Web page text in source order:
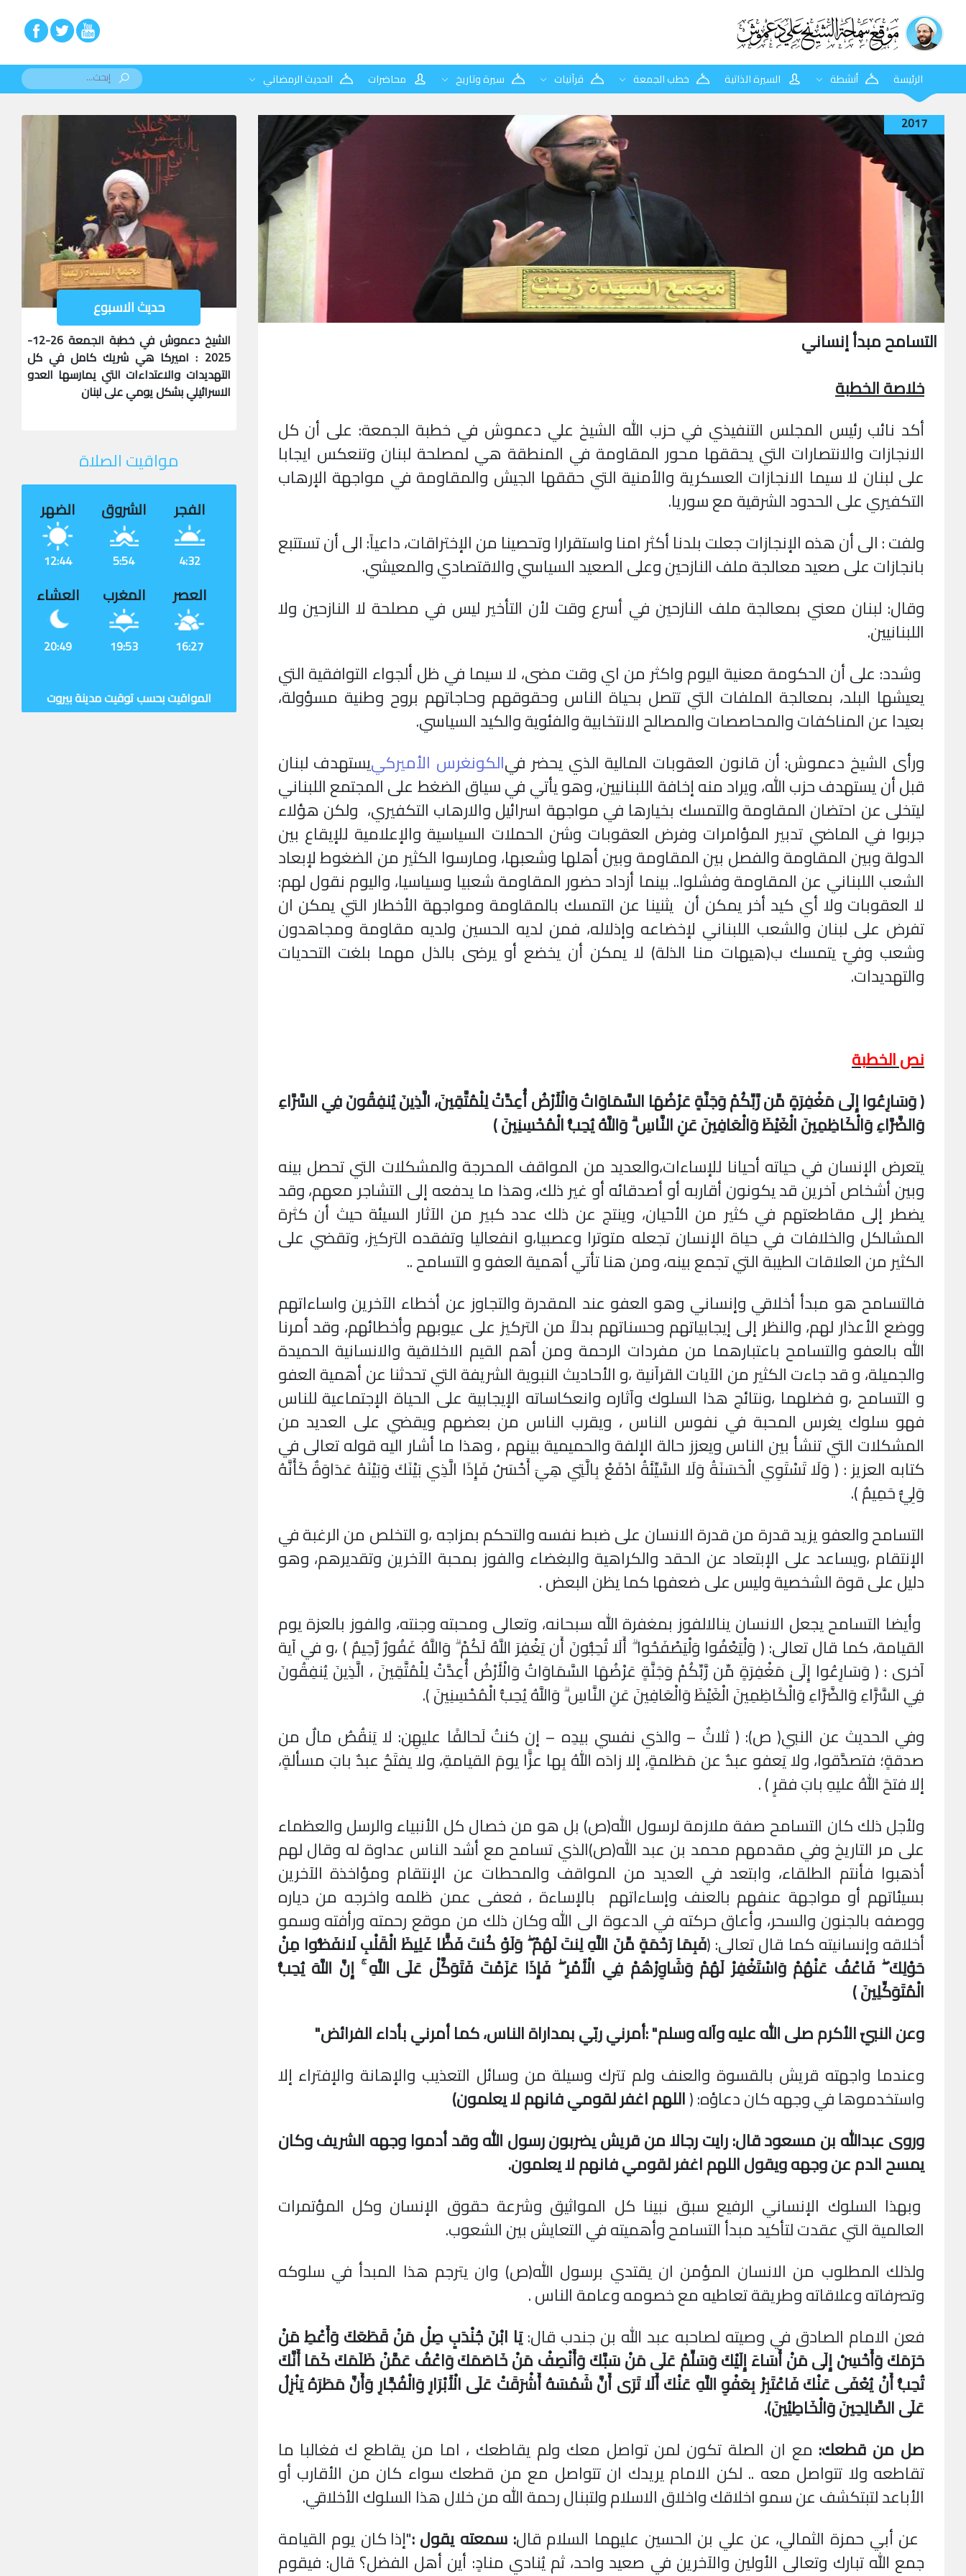
الرئيسة أنشطة السيرة الذاتية خطب الجمعة قرآنيات سيرة وتاريخ محاضرات الحديث الرمضاني
2017
التسامح مبدأ إنساني
خلاصة الخطبة
أكد نائب رئيس المجلس التنفيذي في حزب الله الشيخ علي دعموش في خطبة الجمعة: على أن كل
الانجازات والانتصارات التي يحققها محور المقاومة في المنطقة هي لمصلحة لبنان وتنعكس ايجابا
على لبنان لا سيما الانجازات العسكرية والأمنية التي حققها الجيش والمقاومة في مواجهة الإرهاب
التكفيري على الحدود الشرقية مع سوريا.
ولفت : الى أن هذه الإنجازات جعلت بلدنا أكثر امنا واستقرارا وتحصينا من الإختراقات، داعياً: الى أن تستتبع
بانجازات على صعيد معالجة ملف النازحين وعلى الصعيد السياسي والاقتصادي والمعيشي.
وقال: لبنان معني بمعالجة ملف النازحين في أسرع وقت لأن التأخير ليس في مصلحة لا النازحين ولا
اللبنانيين.
وشدد: على أن الحكومة معنية اليوم واكثر من اي وقت مضى، لا سيما في ظل ألجواء التوافقية التي
يعيشها البلد، بمعالجة الملفات التي تتصل بحياة الناس وحقوقهم وحاجاتهم بروح وطنية مسؤولة،
بعيدا عن المناكفات والمحاصصات والمصالح الانتخابية والفئوية والكيد السياسي.
ورأى الشيخ دعموش: أن قانون العقوبات المالية الذي يحضر فيالكونغرس الأميركييستهدف لبنان
قبل أن يستهدف حزب الله، ويراد منه إخافة اللبنانيين، وهو يأتي في سياق الضغط على المجتمع اللبناني
ليتخلى عن احتضان المقاومة والتمسك بخيارها في مواجهة اسرائيل والارهاب التكفيري، ولكن هؤلاء
جربوا في الماضي تدبير المؤامرات وفرض العقوبات وشن الحملات السياسية والإعلامية للإيقاع بين
الدولة وبين المقاومة والفصل بين المقاومة وبين أهلها وشعبها، ومارسوا الكثير من الضغوط لإبعاد
الشعب اللبناني عن المقاومة وفشلوا.. بينما أزداد حضور المقاومة شعبيا وسياسيا، واليوم نقول لهم:
لا العقوبات ولا أي كيد أخر يمكن أن يثنينا عن التمسك بالمقاومة ومواجهة الأخطار التي يمكن ان
تفرض على لبنان والشعب اللبناني لإخضاعه وإذلاله، فمن لديه الحسين ولديه مقاومة ومجاهدون
وشعب وفيّ يتمسك ب(هيهات منا الذلة) لا يمكن أن يخضع أو يرضى بالذل مهما بلغت التحديات
والتهديدات.
نص الخطبة
( وَسَارِعُوا إِلَىٰ مَغْفِرَةٍ مِّن رَّبِّكُمْ وَجَنَّةٍ عَرْضُهَا السَّمَاوَاتُ وَالْأَرْضُ أُعِدَّتْ لِلْمُتَّقِينَ، الَّذِينَ يُنفِقُونَ فِي السَّرَّاءِ
وَالضَّرَّاءِ وَالْكَاظِمِينَ الْغَيْظَ وَالْعَافِينَ عَنِ النَّاسِ ۗ وَاللَّهُ يُحِبُّ الْمُحْسِنِينَ )
يتعرض الإنسان في حياته أحيانا للإساءات،والعديد من المواقف المحرجة والمشكلات التي تحصل بينه
وبين أشخاص آخرين قد يكونون أقاربه أو أصدقائه أو غير ذلك، وهذا ما يدفعه إلى التشاجر معهم، وقد
يضطر إلى مقاطعتهم في كثير من الأحيان، وينتج عن ذلك عدد كبير من الآثار السيئة حيث أن كثرة
المشالكل والخلافات في حياة الإنسان تجعله متوترا وعصبيا،و انفعاليا وتفقده التركيز، وتقضي على
الكثير من العلاقات الطيبة التي تجمع بينه، ومن هنا تأتي أهمية العفو و التسامح ..
فالتسامح هو مبدأ أخلاقي وإنساني وهو العفو عند المقدرة والتجاوز عن أخطاء الآخرين واساءاتهم
ووضع الأعذار لهم، والنظر إلى إيجابياتهم وحسناتهم بدلاً من التركيز على عيوبهم وأخطائهم، وقد أمرنا
الله بالعفو والتسامح باعتبارهما من مفردات الرحمة ومن أهم القيم الاخلاقية والانسانية الحميدة
والجميلة، و قد جاءت الكثير من الآيات القرآنية ،و الأحاديث النبوية الشريفة التي تحدثنا عن أهمية العفو
و التسامح ،و فضلهما ،ونتائج هذا السلوك وآثاره وانعكاساته الإيجابية على الحياة الإجتماعية للناس
فهو سلوك يغرس المحبة في نفوس الناس ، ويقرب الناس من بعضهم ويقضي على العديد من
المشكلات التي تنشأ بين الناس ويعزز حالة الإلفة والحميمية بينهم ، وهذا ما أشار اليه قوله تعالى في
كتابه العزيز : ( وَلَا تَسْتَوِي الْحَسَنَةُ وَلَا السَّيِّئَةُ ادْفَعْ بِالَّتِي هِيَ أَحْسَنُ فَإِذَا الَّذِي بَيْنَكَ وَبَيْنَهُ عَدَاوَةٌ كَأَنَّهُ
وَلِيٌّ حَمِيمٌ ).
التسامح والعفو يزيد قدرة من قدرة الانسان على ضبط نفسه والتحكم بمزاجه ،و التخلص من الرغبة في
الإنتقام ،ويساعد على الإبتعاد عن الحقد والكراهية والبغضاء والفوز بمحبة الآخرين وتقديرهم، وهو
دليل على قوة الشخصية وليس على ضعفها كما يظن البعض.
وأيضا التسامح يجعل الانسان ينالالفوز بمغفرة الله سبحانه، وتعالى ومحبته وجنته، والفوز بالعزة يوم
القيامة، كما قال تعالى: ( وَلْيَعْفُوا وَلْيَصْفَحُوا ۗ أَلَا تُحِبُّونَ أَن يَغْفِرَ اللَّهُ لَكُمْ ۗ وَاللَّهُ غَفُورٌ رَّحِيمٌ ) ،و في آية
آخرى : ( وَسَارِعُوا إِلَىٰ مَغْفِرَةٍ مِّن رَّبِّكُمْ وَجَنَّةٍ عَرْضُهَا السَّمَاوَاتُ وَالْأَرْضُ أُعِدَّتْ لِلْمُتَّقِينَ ، الَّذِينَ يُنفِقُونَ
فِي السَّرَّاءِ وَالضَّرَّاءِ وَالْكَاظِمِينَ الْغَيْظَ وَالْعَافِينَ عَنِ النَّاسِ ۗ وَاللَّهُ يُحِبُّ الْمُحْسِنِينَ ).
وفي الحديث عن النبي( ص): ( ثلاثٌ – والذي نفسي بيدِه – إن كنتُ لَحالفًا عليهِن: لا يَنقُصُ مالٌ من
صدقةٍ؛ فتصدَّقوا، ولا يَعفو عبدٌ عن مَظلمةٍ، إلا زادَه اللهُ بِها عزًّا يومَ القيامةِ، ولا يفتَحُ عبدٌ بابَ مسألةٍ،
إلا فتحَ اللهُ عليهِ بابَ فقرٍ ) .
ولأجل ذلك كان التسامح صفة ملازمة لرسول الله(ص) بل هو من خصال كل الأنبياء والرسل والعظماء
على مر التاريخ وفي مقدمهم محمد بن عبد الله(ص)الذي تسامح مع أشد الناس عداوة له وقال لهم
أذهبوا فأنتم الطلقاء، وابتعد في العديد من المواقف والمحطات عن الإنتقام ومؤاخذة الآخرين
بسيئاتهم أو مواجهة عنفهم بالعنف وإساءاتهم بالإساءة ، فعفى عمن ظلمه واخرجه من دياره
ووصفه بالجنون والسحر، وأعاق حركته في الدعوة الى الله وكان ذلك من موقع رحمته ورأفته وسمو
أخلاقه وإنسانيته كما قال تعالى: (فَبِمَا رَحْمَةٍ مِّنَ اللَّهِ لِنتَ لَهُمْ ۖ وَلَوْ كُنتَ فَظًّا غَلِيظَ الْقَلْبِ لَانفَضُّوا مِنْ
حَوْلِكَ ۖ فَاعْفُ عَنْهُمْ وَاسْتَغْفِرْ لَهُمْ وَشَاوِرْهُمْ فِي الْأَمْرِ ۖ فَإِذَا عَزَمْتَ فَتَوَكَّلْ عَلَى اللَّهِ ۚ إِنَّ اللَّهَ يُحِبُّ
الْمُتَوَكِّلِينَ )
وعن النبيّ الأكرم صلى الله عليه وآله وسلم: "أمرني ربّي بمداراة الناس، كما أمرني بأداء الفرائض"
وعندما واجهته قريش بالقسوة والعنف ولم تترك وسيلة من وسائل التعذيب والإهانة والإفتراء إلا
واستخدموها في وجهه كان دعاؤه: (اللهم اغفر لقومي فانهم لا يعلمون)
وروى عبدالله بن مسعود قال: رايت رجالا من قريش يضربون رسول الله وقد أدموا وجهه الشريف وكان
يمسح الدم عن وجهه ويقول اللهم اغفر لقومي فانهم لا يعلمون.
وبهذا السلوك الإنساني الرفيع سبق نبينا كل المواثيق وشرعة حقوق الإنسان وكل المؤتمرات
العالمية التي عقدت لتأكيد مبدأ التسامح وأهميته في التعايش بين الشعوب.
ولذلك المطلوب من الانسان المؤمن ان يقتدي برسول الله(ص) وان يترجم هذا المبدأ في سلوكه
وتصرفاته وعلاقاته وطريقة تعاطيه مع خصومه وعامة الناس .
فعن الامام الصادق في وصيته لصاحبه عبد الله بن جندب قال:يَا ابْنَ جُنْدَبٍ صِلْ مَنْ قَطَعَكَ وَأَعْطِ مَنْ
حَرَمَكَ وَأَحْسِنْ إِلَى مَنْ أَسَاءَ إِلَيْكَ وَسَلِّمْ عَلَى مَنْ سَبَّكَ وَأَنْصِفْ مَنْ خَاصَمَكَ وَاعْفُ عَمَّنْ ظَلَمَكَ كَمَا أَنَّكَ
تُحِبُّ أَنْ يُعْفَى عَنْكَ فَاعْتَبِرْ بِعَفْوِ اللَّهِ عَنْكَ أَلَا تَرَى أَنَّ شَمْسَهُ أَشْرَقَتْ عَلَى الْأَبْرَارِ وَالْفُجَّارِ وَأَنَّ مَطَرَهُ يَنْزِلُ
عَلَى الصَّالِحِينَ وَالْخَاطِئِينَ).
صل من قطعك: مع ان الصلة تكون لمن تواصل معك ولم يقاطعك ، اما من يقاطع ك فغالبا ما
تقاطعه ولا تتواصل معه .. لكن الامام يريدك ان تتواصل مع من قطعك سواء كان من الأقارب أو
الأباعد لتبتكشف عن سمو اخلاقك واخلاق الاسلام ولتبنال رحمة الله من خلال هذا السلوك الأخلاقي.
عن أبي حمزة الثمالي، عن علي بن الحسين عليهما السلام قال: سمعته يقول:
"إذا كان يوم القيامة
جمع الله تبارك وتعالى الأولين والآخرين في صعيد واحد، ثم يُنادي منادٍ: أين أهل الفضل؟ قال: فيقوم
حديث الاسبوع
الشيخ دعموش في خطبة الجمعة 26-12-
2025 : اميركا هي شريك كامل في كل
التهديدات والاعتداءات التي يمارسها العدو
الاسرائيلي بشكل يومي على لبنان
مواقيت الصلاة
الفجر
4:32
الشروق
5:54
الضهر
12:44
العصر
16:27
المغرب
19:53
العشاء
20:49
المواقيت بحسب توقيت مدينة بيروت